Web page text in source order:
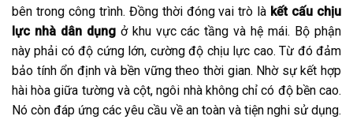
bên trong công trình. Đồng thời đóng vai trò là kết cấu chịu
lực nhà dân dụngở khu vực các tầng và hệ mái. Bộ phận
này phải có độ cứng lớn, cường độ chịu lực cao. Từ đó đảm
bảo tính ổn định và bền vững theo thời gian. Nhờ sự kết hợp
hài hòa giữa tường và cột, ngôi nhà không chỉ có độ bền cao.
Nó còn đáp ứng các yêu cầu về an toàn và tiện nghi sử dụng.